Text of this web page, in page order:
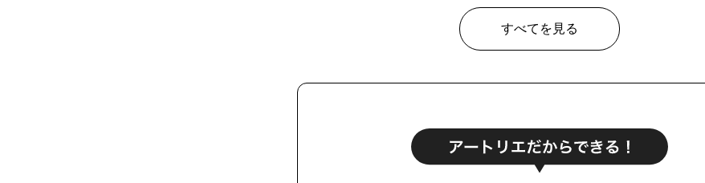
すべてを見る